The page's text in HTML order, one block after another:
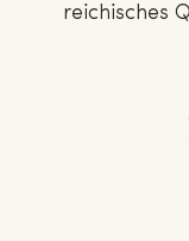
rei­chi­sches